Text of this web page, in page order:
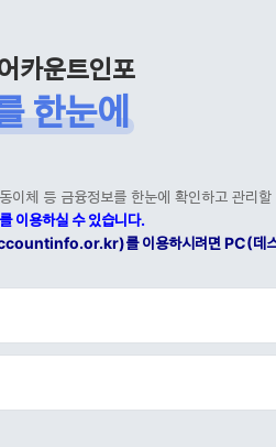
카운트인포
한눈에
이체 등 금융정보를 한눈에 확인하고 관리
이용하실 수 있습니다.
를 이용하시려면 PC(데스